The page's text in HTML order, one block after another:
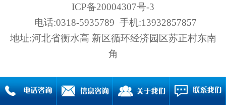
ICP备20004307号-3
电话:0318-5935789 手机:13932857857
地址:河北省衡水高 新区循环经济园区苏正村东南
角